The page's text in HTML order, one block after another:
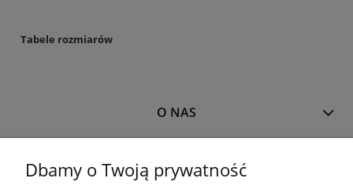
Tabele rozmiarów
O NAS
MOJE KONTO
Dbamy o Twoją prywatność